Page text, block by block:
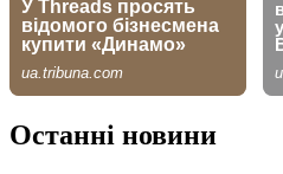
Останні новини